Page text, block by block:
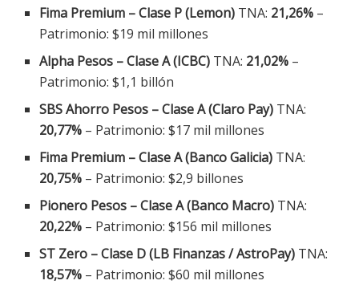
Fima Premium – Clase P (Lemon) TNA: 21,26% –
Patrimonio: $19 mil millones
Alpha Pesos – Clase A (ICBC) TNA: 21,02% –
Patrimonio: $1,1 billón
SBS Ahorro Pesos – Clase A (Claro Pay) TNA:
20,77% – Patrimonio: $17 mil millones
Fima Premium – Clase A (Banco Galicia) TNA:
20,75% – Patrimonio: $2,9 billones
Pionero Pesos – Clase A (Banco Macro) TNA:
20,22% – Patrimonio: $156 mil millones
ST Zero – Clase D (LB Finanzas / AstroPay) TNA:
18,57% – Patrimonio: $60 mil millones